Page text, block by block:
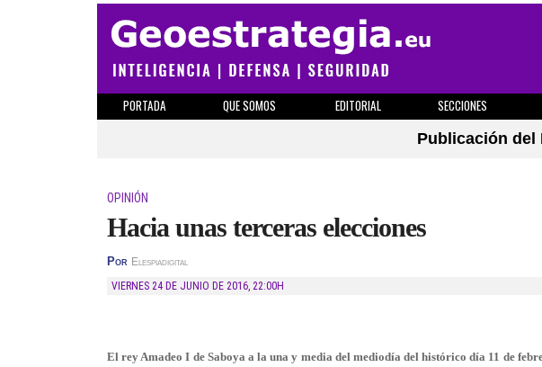
PORTADA QUE SOMOS EDITORIAL SECCIONES
Publicación del
OPINIÓN
Hacia unas terceras elecciones
Por Elespiadigital
VIERNES 24 DE JUNIO DE 2016, 22:00H
El rey Amadeo I de Saboya a la una y media del mediodía del histórico día 11 de